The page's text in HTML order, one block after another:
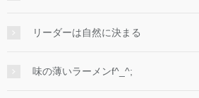
リーダーは自然に決まる
味の薄いラーメンf^_^;